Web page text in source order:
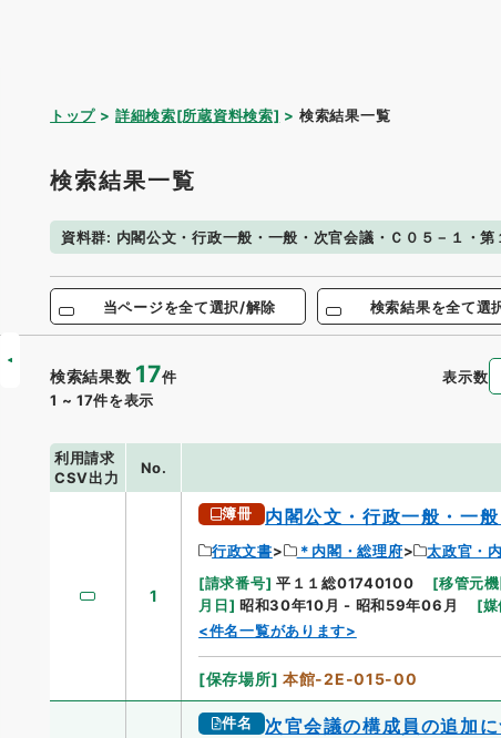
トップ 詳細検索[所蔵資料検索] 検索結果一覧
検索結果一覧
資料群: 内閣公文・行政一般・一般・次官会議・Ｃ０５－１・第
当ページを全て選択/解除 検索結果を全て選
検索結果数 17件
1 ~ 17件を表示
表示数
利用請求
CSV出力
No.
1
簿冊 内閣公文・行政一般・一
行政文書 ＊内閣・総理府 太政官・
[請求番号] 平１１総01740100 [移管元
月日] 昭和30年10月 - 昭和59年06月 [
<件名一覧があります>
[保存場所] 本館-2E-015-00
件名 次官会議の構成員の追加